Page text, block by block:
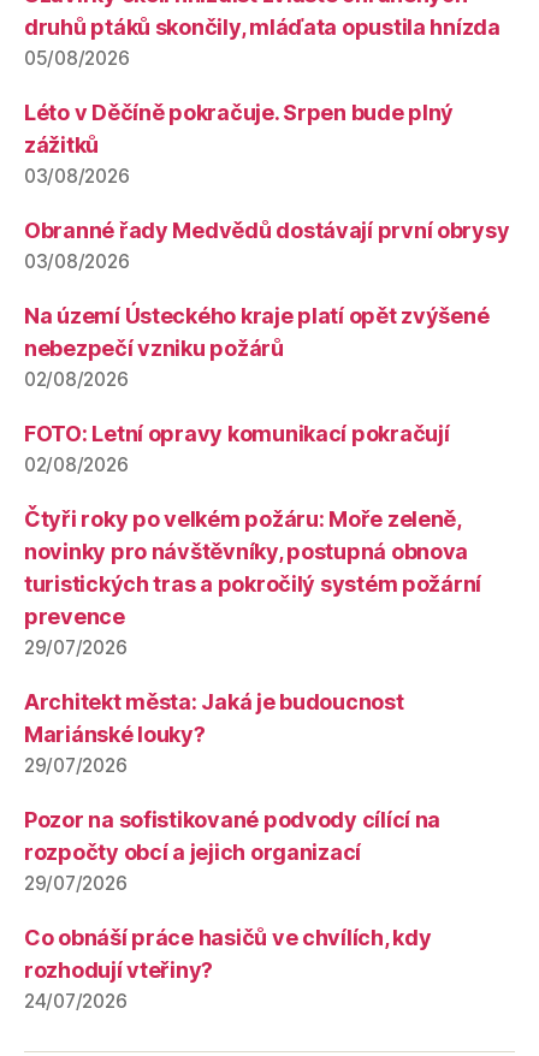
druhů ptáků skončily, mláďata opustila hnízda
05/08/2026
Léto v Děčíně pokračuje. Srpen bude plný
zážitků
03/08/2026
Obranné řady Medvědů dostávají první obrysy
03/08/2026
Na území Ústeckého kraje platí opět zvýšené
nebezpečí vzniku požárů
02/08/2026
FOTO: Letní opravy komunikací pokračují
02/08/2026
Čtyři roky po velkém požáru: Moře zeleně,
novinky pro návštěvníky, postupná obnova
turistických tras a pokročilý systém požární
prevence
29/07/2026
Architekt města: Jaká je budoucnost
Mariánské louky?
29/07/2026
Pozor na sofistikované podvody cílící na
rozpočty obcí a jejich organizací
29/07/2026
Co obnáší práce hasičů ve chvílích, kdy
rozhodují vteřiny?
24/07/2026